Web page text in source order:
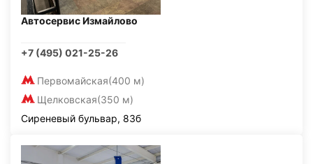
Автосервис Измайлово
+7 (495) 021-25-26
Первомайская(400 м)
Щелковская(350 м)
Сиреневый бульвар, 83б